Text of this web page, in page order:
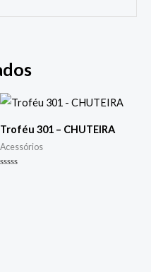
Troféu 301 – CHUTEIRA
Acessórios